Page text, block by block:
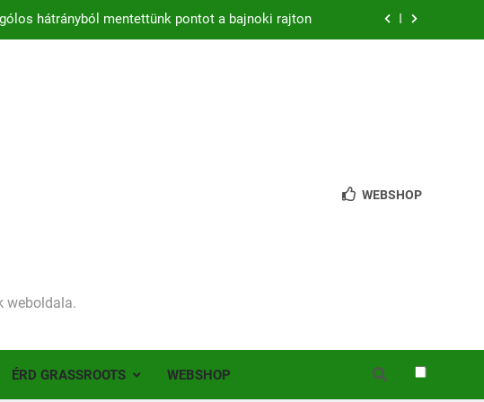
hátrányból mentettünk pontot a bajnoki rajton
– több mint 200 játékos lépett pályára Érden
nélkül jutottunk tovább a MOL Magyar Kupában
es szezon – hazai pályán rajtol az Érdi VSE!
– több mint 200 játékos lépett pályára Érden
weboldala.
WEBSHOP
ÉRD GRASSROOTS WEBSHOP